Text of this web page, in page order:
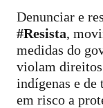
Denunciar e
#Resista,
medidas do
violam direitos
indígenas e de
em risco a